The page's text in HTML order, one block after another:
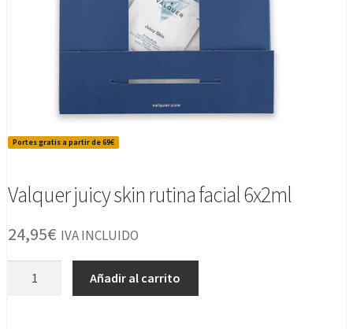
Portes gratis a partir de 69€
Valquer juicy skin rutina facial 6x2ml
24,95€ IVA INCLUIDO
Añadir al carrito